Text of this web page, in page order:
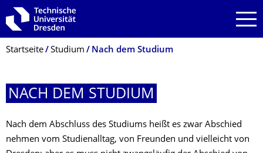
Zur Hauptnavigation springen
Zur Suche springen
Zum Inhalt springen
Breadcrumb-Menü
Startseite Studium Nach dem Studium
NACH DEM STUDIUM
Nach dem Abschluss des Studiums heißt es zwar Abschied
nehmen vom Studienalltag, von Freunden und vielleicht von